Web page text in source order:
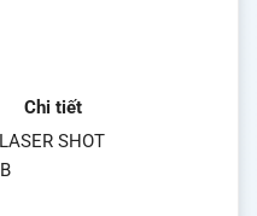
Chi tiết
SHOT